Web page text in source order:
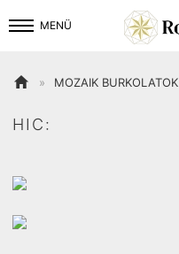
MENÜ
 » MOZAIK BURKOLATOK
HIC: